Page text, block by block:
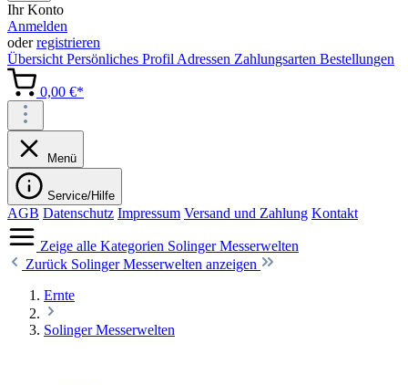
Ihr Konto
Anmelden
oderregistrieren
Übersicht Persönliches Profil Adressen Zahlungsarten Bestellungen
0,00 €*
Menü
Service/Hilfe
AGB Datenschutz Impressum Versand und Zahlung Kontakt
Zeige alle Kategorien Solinger Messerwelten
Zurück Solinger Messerwelten anzeigen
Ernte
Solinger Messerwelten